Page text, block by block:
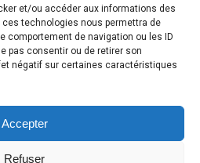
et/ou accéder aux informations des
technologies nous permettra de
comportement de navigation ou les ID
pas consentir ou de retirer son
négatif sur certaines caractéristiques
Accepter
Refuser
©
Toutes les photos de ce site sont
de l'auteur et sont protégées par le